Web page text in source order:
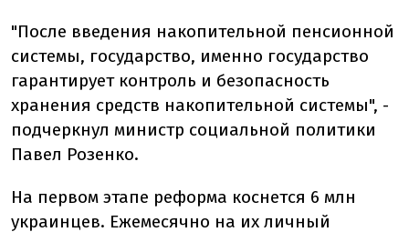
"После введения накопительной пенсионной
системы, государство, именно государство
гарантирует контроль и безопасность
хранения средств накопительной системы", -
подчеркнул министр социальной политики
Павел Розенко.
На первом этапе реформа коснется 6 млн
украинцев. Ежемесячно на их личный